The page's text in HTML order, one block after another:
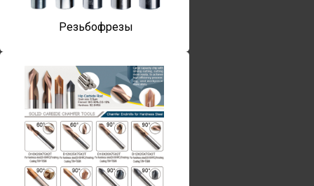
Резьбофрезы